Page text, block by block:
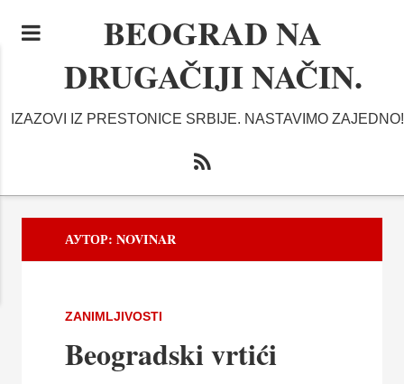
BEOGRAD NA
DRUGAČIJI NAČIN.
IZAZOVI IZ PRESTONICE SRBIJE. NASTAVIMO ZAJEDNO!
АУТОР: NOVINAR
ZANIMLJIVOSTI
Beogradski vrtići